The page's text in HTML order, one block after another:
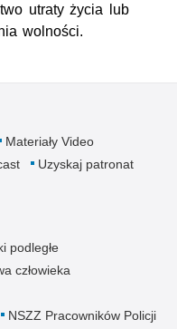
utraty życia lub
wolności.
Materiały Video
Uzyskaj patronat
podległe
człowieka
NSZZ Pracowników Policji